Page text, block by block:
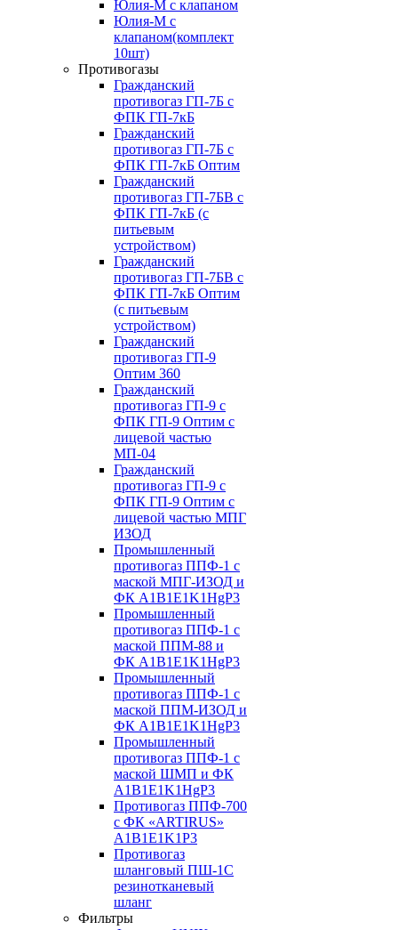
Юлия-М с клапаном
Юлия-М с
клапаном(комплект
10шт)
Противогазы
Гражданский
противогаз ГП-7Б с
ФПК ГП-7кБ
Гражданский
противогаз ГП-7Б с
ФПК ГП-7кБ Оптим
Гражданский
противогаз ГП-7БВ с
ФПК ГП-7кБ (с
питьевым
устройством)
Гражданский
противогаз ГП-7БВ с
ФПК ГП-7кБ Оптим
(с питьевым
устройством)
Гражданский
противогаз ГП-9
Оптим 360
Гражданский
противогаз ГП-9 с
ФПК ГП-9 Оптим с
лицевой частью
МП-04
Гражданский
противогаз ГП-9 с
ФПК ГП-9 Оптим с
лицевой частью МПГ
ИЗОД
Промышленный
противогаз ППФ-1 с
маской МПГ-ИЗОД и
ФК А1B1E1K1HgP3
Промышленный
противогаз ППФ-1 с
маской ППМ-88 и
ФК А1B1E1K1HgP3
Промышленный
противогаз ППФ-1 с
маской ППМ-ИЗОД и
ФК А1B1E1K1HgP3
Промышленный
противогаз ППФ-1 с
маской ШМП и ФК
А1B1E1K1HgP3
Противогаз ППФ-700
с ФК «ARTIRUS»
A1B1E1K1P3
Противогаз
шланговый ПШ-1С
резинотканевый
шланг
Фильтры